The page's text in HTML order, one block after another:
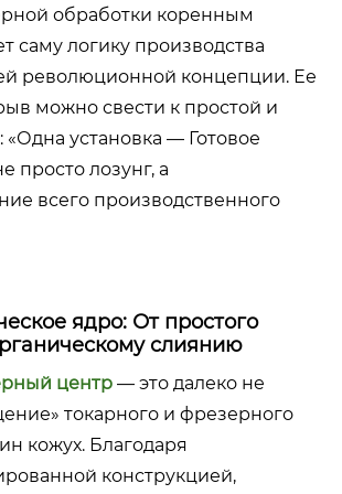
обработки коренным
саму логику производства
революционной концепции. Ее
можно свести к простой и
установка — Готовое
просто лозунг, а
всего производственного
ядро: От простого
слиянию
центр — это далеко не
токарного и фрезерного
кожух. Благодаря
конструкцией,